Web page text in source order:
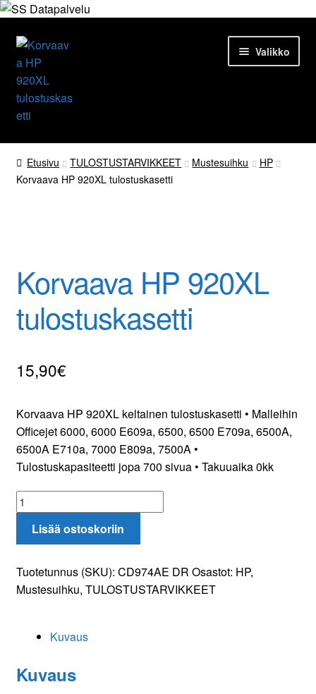
Siirry
navigointiin
Siirry
sisältöön
Valikko
Etusivu
Tuotteet
Yrityksestä
Yhteydenotto
Oma tili
Etusivu TULOSTUSTARVIKKEET Mustesuihku
HP
Korvaava HP 920XL tulostuskasetti
Korvaava HP 920XL
tulostuskasetti
15,90€
Korvaava HP 920XL keltainen tulostuskasetti • Malleihin
Officejet 6000, 6000 E609a, 6500, 6500 E709a, 6500A,
6500A E710a, 7000 E809a, 7500A •
Tulostuskapasiteetti jopa 700 sivua • Takuuaika 0kk
Korvaava
HP
920XL
määrä
Lisää ostoskoriin
Tuotetunnus (SKU): CD974AE DR Osastot: HP,
Mustesuihku, TULOSTUSTARVIKKEET
Kuvaus
Kuvaus